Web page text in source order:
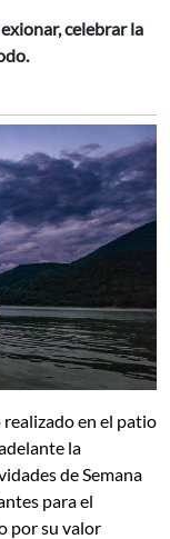
celebrar la
en el patio
la
de Semana
para el
por su valor